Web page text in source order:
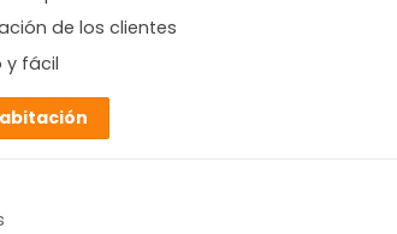
de los clientes
y fácil